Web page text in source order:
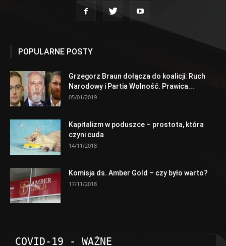
POPULARNE POSTY
Grzegorz Braun dołącza do koalicji: Ruch
Narodowy i Partia Wolność. Prawica...
05/01/2019
Kapitalizm w poduszce – prostota, która
czyni cuda
14/11/2018
Komisja ds. Amber Gold – czy było warto?
17/11/2018
COVID-19 - WAŻNE